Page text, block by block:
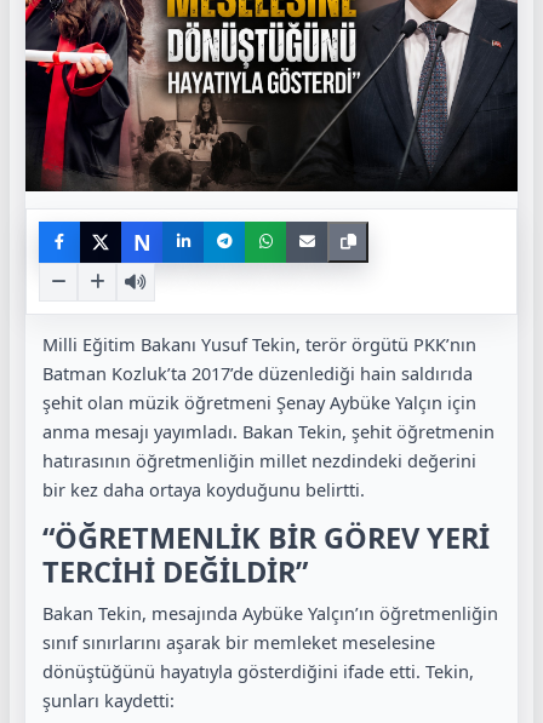
N
Milli Eğitim Bakanı Yusuf Tekin, terör örgütü PKK’nın
Batman Kozluk’ta 2017’de düzenlediği hain saldırıda
şehit olan müzik öğretmeni Şenay Aybüke Yalçın için
anma mesajı yayımladı. Bakan Tekin, şehit öğretmenin
hatırasının öğretmenliğin millet nezdindeki değerini
bir kez daha ortaya koyduğunu belirtti.
“ÖĞRETMENLİK BİR GÖREV YERİ
TERCİHİ DEĞİLDİR”
Bakan Tekin, mesajında Aybüke Yalçın’ın öğretmenliğin
sınıf sınırlarını aşarak bir memleket meselesine
dönüştüğünü hayatıyla gösterdiğini ifade etti. Tekin,
şunları kaydetti: